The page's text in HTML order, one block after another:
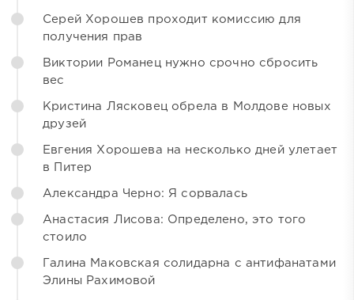
Серей Хорошев проходит комиссию для
получения прав
Виктории Романец нужно срочно сбросить
вес
Кристина Лясковец обрела в Молдове новых
друзей
Евгения Хорошева на несколько дней улетает
в Питер
Александра Черно: Я сорвалась
Анастасия Лисова: Определено, это того
стоило
Галина Маковская солидарна с антифанатами
Элины Рахимовой